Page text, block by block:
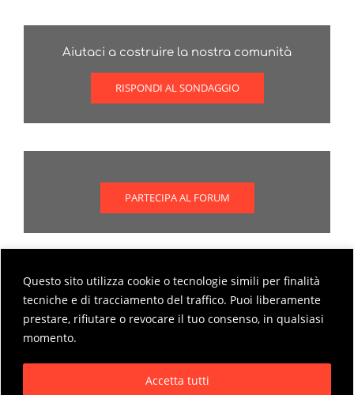
Questo sito utilizza cookie o tecnologie simili per finalità
tecniche e di tracciamento del traffico. Puoi liberamente
prestare, rifiutare o revocare il tuo consenso, in qualsiasi
momento.
Accetta tutti
Aiutaci a costruire la nostra comunità
RISPONDI AL SONDAGGIO
PARTECIPA AL FORUM
Scopri come partecipare al forum
MODALITÀ DI PARTECIPAZIONE AL FORUM